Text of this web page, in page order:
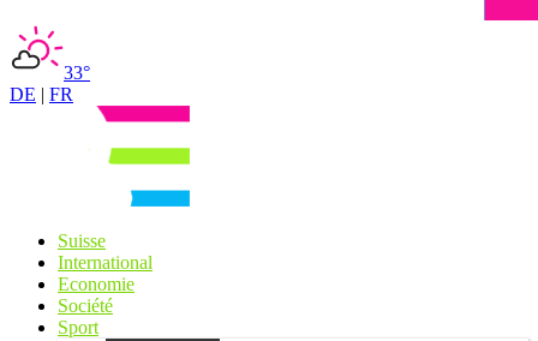
33°
DE | FR
Suisse
International
Economie
Société
Sport